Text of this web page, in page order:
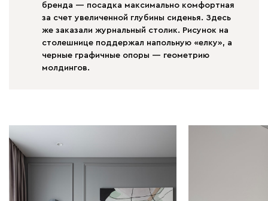
бренда — посадка максимально комфортная
за счет увеличенной глубины сиденья. Здесь
же заказали журнальный столик. Рисунок на
столешнице поддержал напольную «елку», а
черные графичные опоры — геометрию
молдингов.